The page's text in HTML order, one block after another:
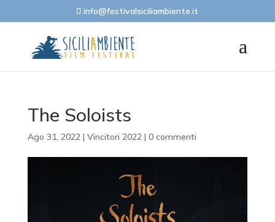
info@festivalsiciliambiente.it
The Soloists
Ago 31, 2022| Vincitori 2022| 0 commenti